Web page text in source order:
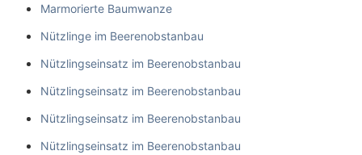
Marmorierte Baumwanze
Nützlinge im Beerenobstanbau
Nützlingseinsatz im Beerenobstanbau
Nützlingseinsatz im Beerenobstanbau
Nützlingseinsatz im Beerenobstanbau
Nützlingseinsatz im Beerenobstanbau